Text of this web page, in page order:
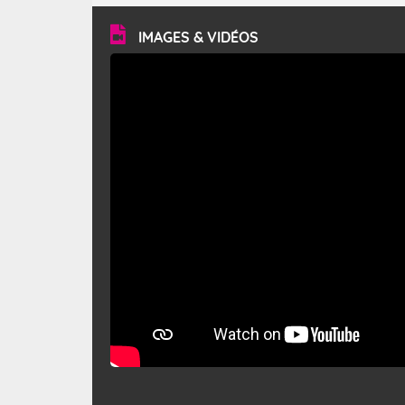
vitesse moyenne de 50 km/h et atteindre 80 à 100 km/h
en rafales, parfois davantage. Il parcourt la basse vallée
du Rhône et la Provence et envahit le littoral
méditerranéen à partir de la Camargue.
IMAGES & VIDÉOS